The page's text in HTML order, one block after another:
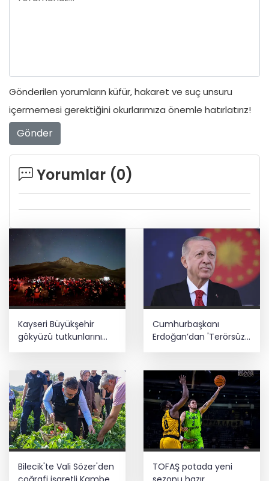
Gönderilen yorumların küfür, hakaret ve suç unsuru
içermemesi gerektiğini okurlarımıza önemle hatırlatırız!
Gönder
Yorumlar (0)
Kayseri Büyükşehir
gökyüzü tutkunlarını
Erciyes'te buluşturacak
Cumhurbaşkanı
Erdoğan’dan 'Terörsüz
Türkiye' mesajı
Bilecik'te Vali Sözer'den
TOFAŞ potada yeni